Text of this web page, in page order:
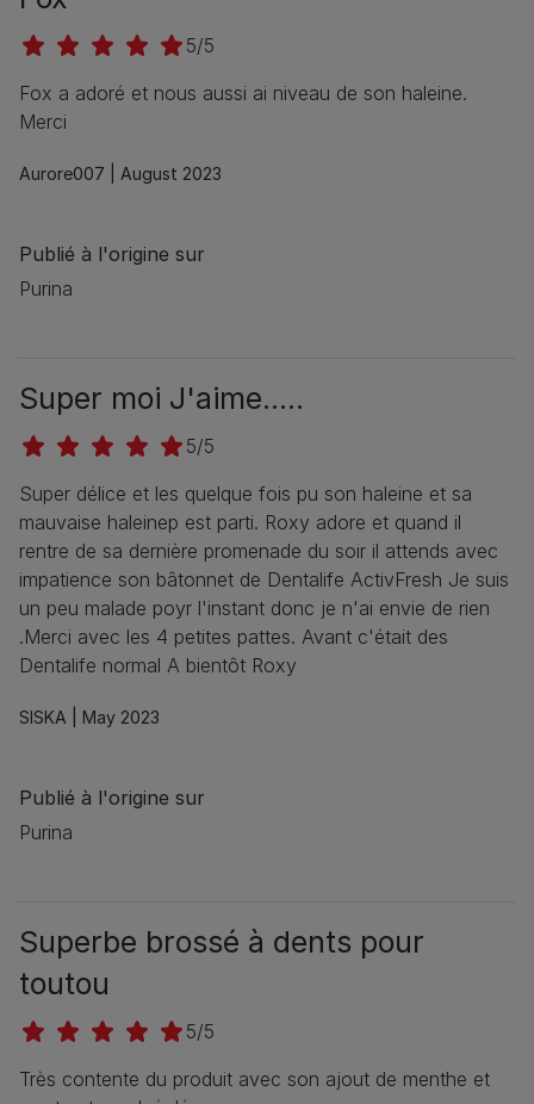
5/5
Fox a adoré et nous aussi ai niveau de son haleine.
Merci
Aurore007 | August 2023
Publié à l'origine sur
Purina
Super moi J'aime.....
5/5
Super délice et les quelque fois pu son haleine et sa
mauvaise haleinep est parti. Roxy adore et quand il
rentre de sa dernière promenade du soir il attends avec
impatience son bâtonnet de Dentalife ActivFresh Je suis
un peu malade poyr l'instant donc je n'ai envie de rien
.Merci avec les 4 petites pattes. Avant c'était des
Dentalife normal A bientôt Roxy
SISKA | May 2023
Publié à l'origine sur
Purina
Superbe brossé à dents pour
toutou
5/5
Très contente du produit avec son ajout de menthe et